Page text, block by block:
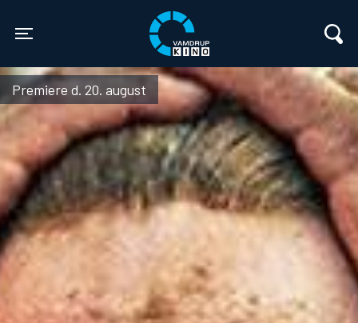
Vamdrup Kino
Premiere d. 20. august